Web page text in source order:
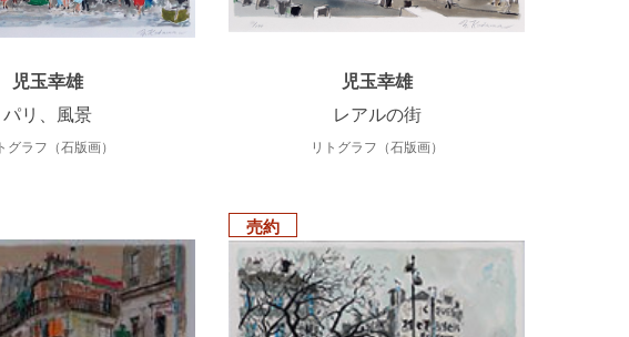
児玉幸雄
パリ、風景
グラフ（石版画）
児玉幸雄
レアルの街
リトグラフ（石版画）
売約